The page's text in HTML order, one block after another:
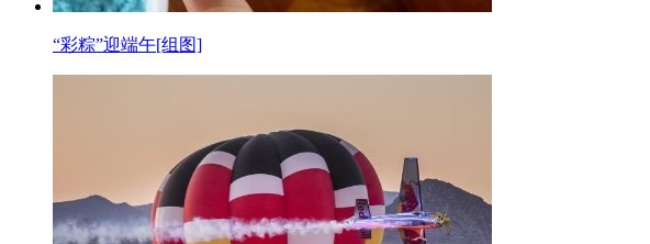
“彩粽”迎端午[组图]